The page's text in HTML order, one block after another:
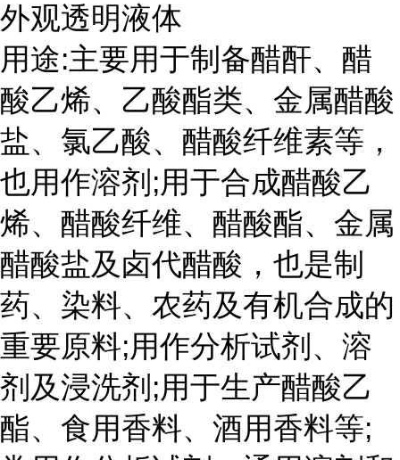
外观透明液体
用途:主要用于制备醋酐、醋
酸乙烯、乙酸酯类、金属醋酸
盐、氯乙酸、醋酸纤维素等，
也用作溶剂;用于合成醋酸乙
烯、醋酸纤维、醋酸酯、金属
醋酸盐及卤代醋酸，也是制
药、染料、农药及有机合成的
重要原料;用作分析试剂、溶
剂及浸洗剂;用于生产醋酸乙
酯、食用香料、酒用香料等;